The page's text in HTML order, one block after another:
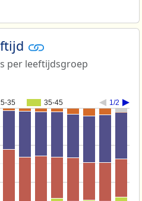
per leeftijdsgroep
35 35-45 1/2